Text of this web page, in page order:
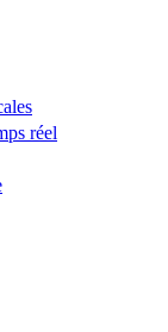
réel